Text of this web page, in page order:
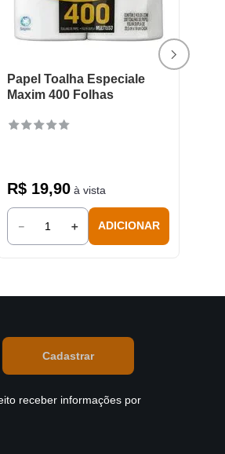
Papel Toalha Especiale
Maxim 400 Folhas
R$ 19,90 à vista
＋
－ ADICIONAR
receber informações por